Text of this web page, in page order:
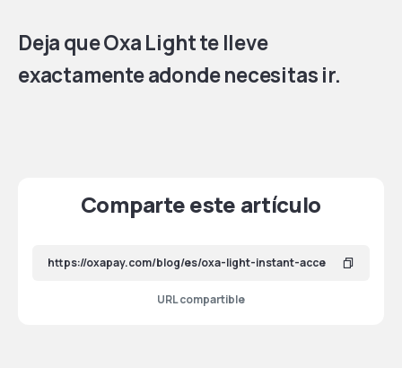
Deja que Oxa Light te lleve
exactamente adonde necesitas ir.
Comparte este artículo
URL compartible